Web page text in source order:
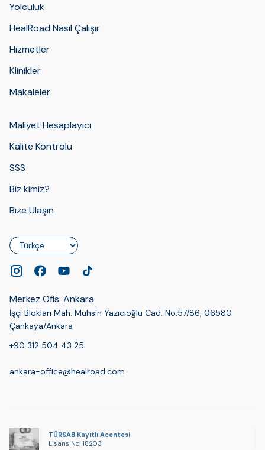
Yolculuk
HealRoad Nasıl Çalışır
Hizmetler
Klinikler
Makaleler
Maliyet Hesaplayıcı
Kalite Kontrolü
SSS
Biz kimiz?
Bize Ulaşın
Dil
Merkez Ofis: Ankara
İşçi Blokları Mah. Muhsin Yazıcıoğlu Cad. No:57/86, 06580
Çankaya/Ankara
+90 312 504 43 25
ankara-office@healroad.com
TÜRSAB Kayıtlı Acentesi
Lisans No: 18203